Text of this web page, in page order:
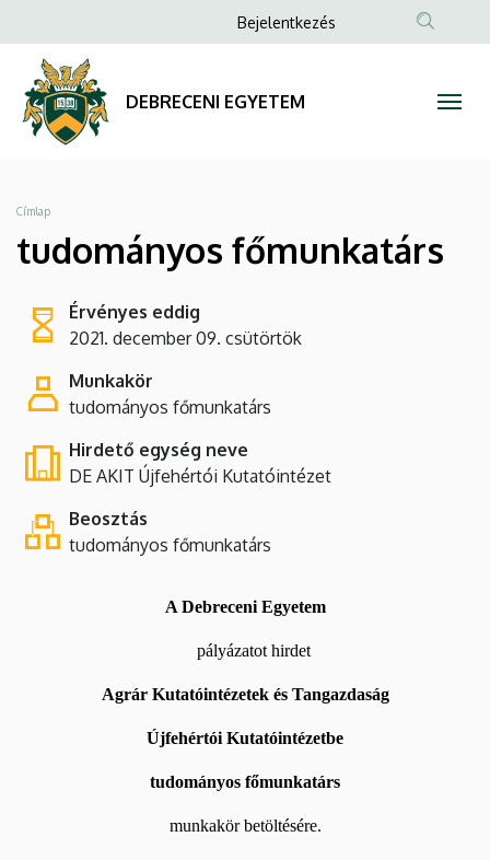
főmunkatárs
DEBRECENI
EGYETEM
a
tartalomra
Anonim
menüje
Bejelentkezés
DEBRECENI EGYETEM
Morzsa
Címlap
tudományos főmunkatárs
Érvényes eddig
2021. december 09. csütörtök
Munkakör
tudományos főmunkatárs
Hirdető egység neve
DE AKIT Újfehértói Kutatóintézet
Beosztás
tudományos főmunkatárs
A Debreceni Egyetem
pályázatot hirdet
Agrár Kutatóintézetek és Tangazdaság
Újfehértói Kutatóintézetbe
tudományos főmunkatárs
munkakör betöltésére.